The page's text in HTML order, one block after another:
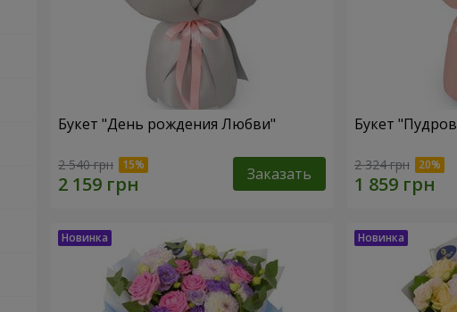
Букет "День рождения Любви"
2 540 грн Заказать
Букет
2 324 грн